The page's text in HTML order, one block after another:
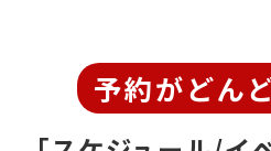
予約がどん